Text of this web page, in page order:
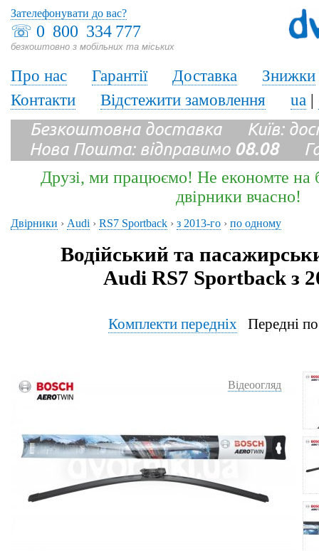
☏ 0 800 334 777
безкоштовно з мобільних та міських
Зателефонувати до вас?
Про нас Гарантії Доставка
Знижки
Контакти
Відстежити замовлення ua |
Безкоштовна доставка Київ:
Нова Пошта: відправимо 08.08
Друзі, ми працюємо! Не економте на
двірники вчасно!
Двірники › Audi › RS7 Sportback › з 2013-го › по одному
Водійський та
Audi RS7 Sportback з
Комплекти передніхПередні
Відеоогляд